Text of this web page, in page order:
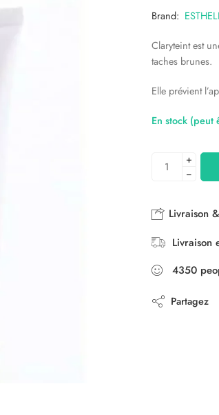
Brand:
Claryteint est
taches brunes.
Elle prévient
En stock (peut
+
−
Livraison
Livraison
4350
Partagez